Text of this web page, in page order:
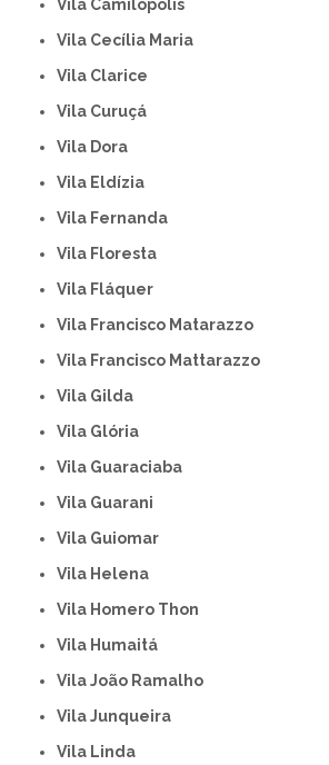
Vila Camilópolis
Vila Cecília Maria
Vila Clarice
Vila Curuçá
Vila Dora
Vila Eldízia
Vila Fernanda
Vila Floresta
Vila Fláquer
Vila Francisco Matarazzo
Vila Francisco Mattarazzo
Vila Gilda
Vila Glória
Vila Guaraciaba
Vila Guarani
Vila Guiomar
Vila Helena
Vila Homero Thon
Vila Humaitá
Vila João Ramalho
Vila Junqueira
Vila Linda